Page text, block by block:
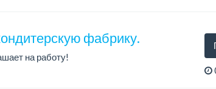
фабрику.
на работу!